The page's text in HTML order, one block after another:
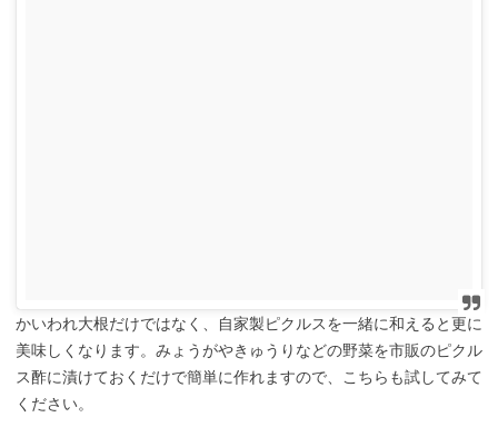
かいわれ大根だけではなく、自家製ピクルスを一緒に和えると更に
美味しくなります。みょうがやきゅうりなどの野菜を市販のピクル
ス酢に漬けておくだけで簡単に作れますので、こちらも試してみて
ください。